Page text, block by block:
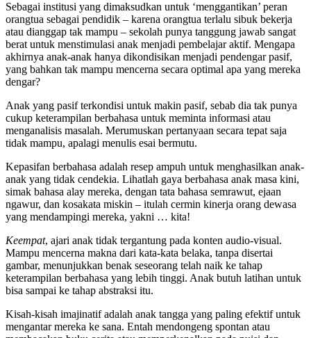
Sebagai institusi yang dimaksudkan untuk ‘menggantikan’ peran
orangtua sebagai pendidik – karena orangtua terlalu sibuk bekerja
atau dianggap tak mampu – sekolah punya tanggung jawab sangat
berat untuk menstimulasi anak menjadi pembelajar aktif. Mengapa
akhirnya anak-anak hanya dikondisikan menjadi pendengar pasif,
yang bahkan tak mampu mencerna secara optimal apa yang mereka
dengar?
Anak yang pasif terkondisi untuk makin pasif, sebab dia tak punya
cukup keterampilan berbahasa untuk meminta informasi atau
menganalisis masalah. Merumuskan pertanyaan secara tepat saja
tidak mampu, apalagi menulis esai bermutu.
Kepasifan berbahasa adalah resep ampuh untuk menghasilkan anak-
anak yang tidak cendekia. Lihatlah gaya berbahasa anak masa kini,
simak bahasa alay mereka, dengan tata bahasa semrawut, ejaan
ngawur, dan kosakata miskin – itulah cermin kinerja orang dewasa
yang mendampingi mereka, yakni … kita!
Keempat, ajari anak tidak tergantung pada konten audio-visual.
Mampu mencerna makna dari kata-kata belaka, tanpa disertai
gambar, menunjukkan benak seseorang telah naik ke tahap
keterampilan berbahasa yang lebih tinggi. Anak butuh latihan untuk
bisa sampai ke tahap abstraksi itu.
Kisah-kisah imajinatif adalah anak tangga yang paling efektif untuk
mengantar mereka ke sana. Entah mendongeng spontan atau